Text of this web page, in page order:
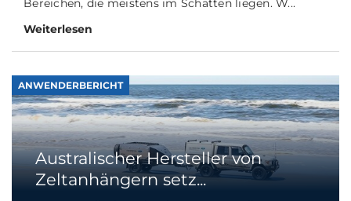
Bereichen, die meistens im Schatten liegen. W...
Weiterlesen
ANWENDERBERICHT
Australischer Hersteller von
Zeltanhängern setz...